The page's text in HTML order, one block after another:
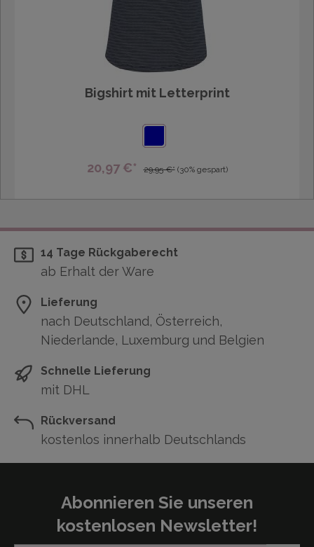
Bigshirt mit Letterprint
20,97 €* 29,95 €* (30% gespart)
14 Tage Rückgaberecht
ab Erhalt der Ware
Lieferung
nach Deutschland, Österreich,
Niederlande, Luxemburg und Belgien
Schnelle Lieferung
mit DHL
Rückversand
kostenlos innerhalb Deutschlands
Abonnieren Sie unseren
kostenlosen Newsletter!